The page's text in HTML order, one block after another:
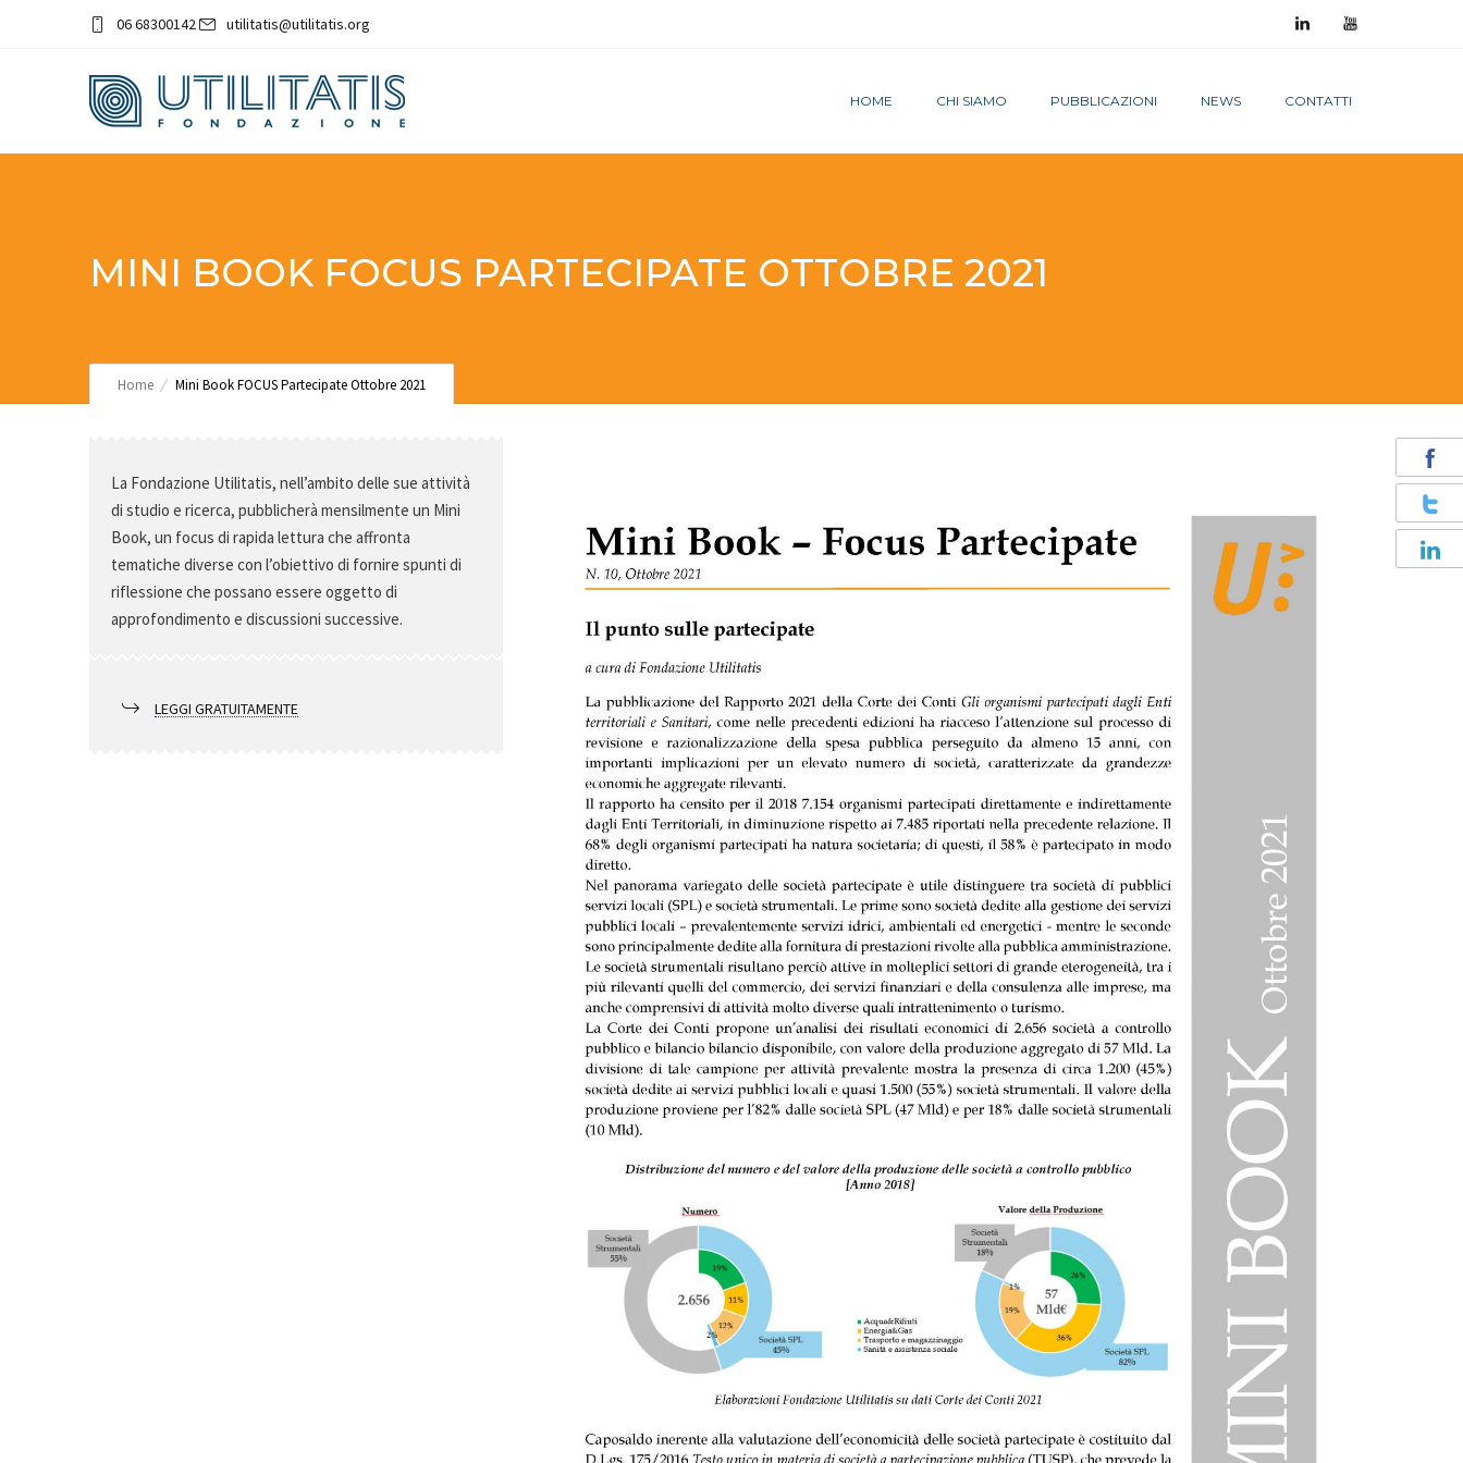
06 68300142 utilitatis@utilitatis.org
HOME CHI SIAMO PUBBLICAZIONI NEWS CONTATTI
MINI BOOK FOCUS PARTECIPATE OTTOBRE 2021
Home Mini Book FOCUS Partecipate Ottobre 2021
La Fondazione Utilitatis, nell’ambito delle sue attività
di studio e ricerca, pubblicherà mensilmente un Mini
Book, un focus di rapida lettura che affronta
tematiche diverse con l’obiettivo di fornire spunti di
riflessione che possano essere oggetto di
approfondimento e discussioni successive.
LEGGI GRATUITAMENTE